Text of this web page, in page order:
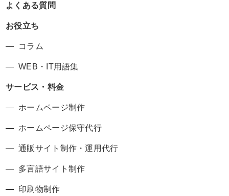
よくある質問
お役立ち
コラム
WEB・IT用語集
サービス・料金
ホームページ制作
ホームページ保守代行
通販サイト制作・運用代行
多言語サイト制作
印刷物制作